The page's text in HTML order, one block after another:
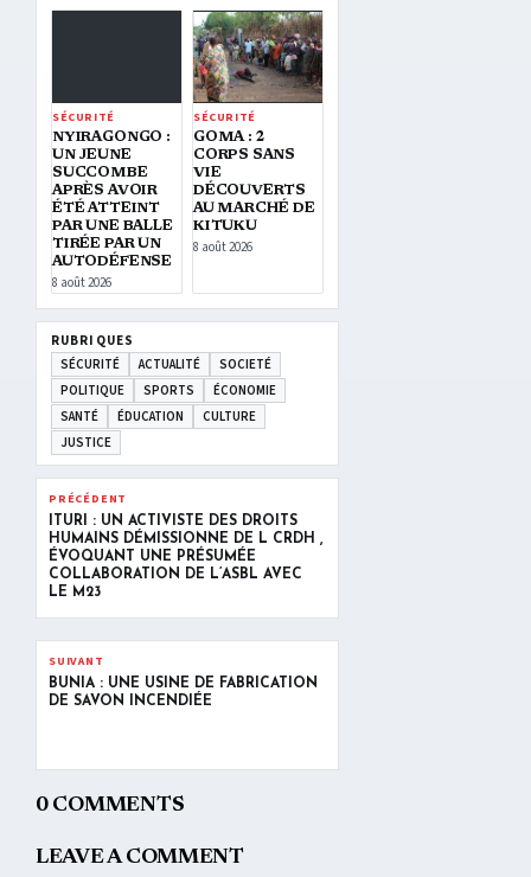
SÉCURITÉ
NYIRAGONGO :
UN JEUNE
SUCCOMBE
APRÈS AVOIR
ÉTÉ ATTEINT
PAR UNE BALLE
TIRÉE PAR UN
AUTODÉFENSE
8 août 2026
SÉCURITÉ
GOMA : 2
CORPS SANS
VIE
DÉCOUVERTS
AU MARCHÉ DE
KITUKU
8 août 2026
RUBRIQUES
SÉCURITÉ
ACTUALITÉ
SOCIETÉ
POLITIQUE
SPORTS
ÉCONOMIE
SANTÉ
ÉDUCATION
CULTURE
JUSTICE
PRÉCÉDENT
ITURI : UN ACTIVISTE DES DROITS
HUMAINS DÉMISSIONNE DE L CRDH ,
ÉVOQUANT UNE PRÉSUMÉE
COLLABORATION DE L’ASBL AVEC
LE M23
SUIVANT
BUNIA : UNE USINE DE FABRICATION
DE SAVON INCENDIÉE
0 COMMENTS
LEAVE A COMMENT